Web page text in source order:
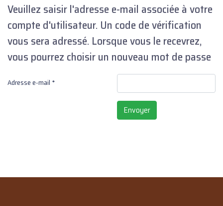
Veuillez saisir l'adresse e-mail associée à votre
compte d'utilisateur. Un code de vérification
vous sera adressé. Lorsque vous le recevrez,
vous pourrez choisir un nouveau mot de passe
Adresse e-mail *
Envoyer